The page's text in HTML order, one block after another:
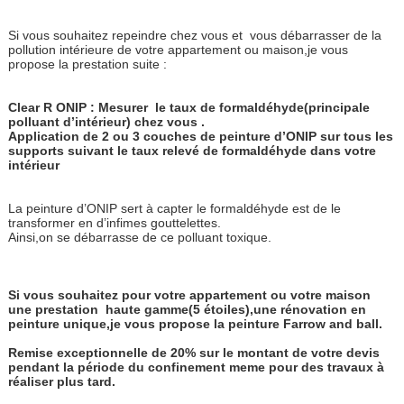
Si vous souhaitez repeindre chez vous et vous débarrasser de la
pollution intérieure de votre appartement ou maison,je vous
propose la prestation suite :
Clear R ONIP : Mesurer le taux de formaldéhyde(principale
polluant d’intérieur) chez vous .
Application de 2 ou 3 couches de peinture d’ONIP sur tous les
supports suivant le taux relevé de formaldéhyde dans votre
intérieur
La peinture d’ONIP sert à capter le formaldéhyde est de le
transformer en d’infimes gouttelettes.
Ainsi,on se débarrasse de ce polluant toxique.
Si vous souhaitez pour votre appartement ou votre maison
une prestation haute gamme(5 étoiles),une rénovation en
peinture unique,je vous propose la peinture Farrow and ball.
Remise exceptionnelle de 20% sur le montant de votre devis
pendant la période du confinement meme pour des travaux à
réaliser plus tard.